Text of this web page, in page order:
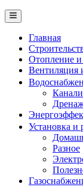
Main
Menu
Главная
Отопление
Вентиляция
Установка и
Разное